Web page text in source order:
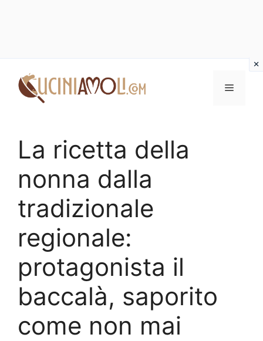
contenuto
Menu
La ricetta della
nonna dalla
tradizionale
regionale:
protagonista il
baccalà, saporito
come non mai